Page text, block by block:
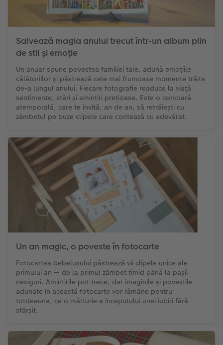
Exemplele clienților
Cum funcționează
CEWE FOTOCARTE Kids
CEWE FOTOCARTE Art Collection
Nature Prints
Dimensiunea imaginii
Poster Premium
Art Prints
Fotografii standard
Cutii cu fotografii
Set fotografii
Fotosticker
Instant Foto
Sticker instant
Fotografie Aludibond
Galerie foto
Fotografie pe Forex
Panou de întâmpinare nuntă
Baghete pentru poster
Hexxas
Fotografie pe lemn
Decorațiuni de perete din mai multe părți
Colaje foto
Bandă foto
Fotografii retro XXL
Felicitări
Lumea animalelor de companie
Rechizite școlare și de birou
Cutii de cadou
Textile
Art Prints
Calendare foto
CEWE FOTOCARTE Kids
Povești CEWE
Idei cadouri unice
Idei de cadouri pentru cei dragi
Interviuri
Călătorie
Nuntă
Absolvire
Salvează magia anului trecut într-un album plin
de stil și emoție
Un anuar spune povestea familiei tale, adună emoțiile
călătoriilor și păstrează cele mai frumoase momente trăite
de-a lungul anului. Fiecare fotografie readuce la viață
sentimente, stări și amintiri prețioase. Este o comoară
atemporală, care te invită, an de an, să retrăiești cu
zâmbetul pe buze clipele care contează cu adevărat.
Un an magic, o poveste în fotocarte
Fotocartea bebelușului păstrează vii clipele unice ale
primului an — de la primul zâmbet timid până la pașii
nesiguri. Amintirile pot trece, dar imaginile și poveștile
adunate în această fotocarte vor rămâne pentru
totdeauna, ca o mărturie a începutului unei iubiri fără
sfârșit.